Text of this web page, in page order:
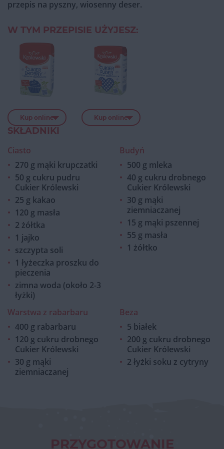
przepis na pyszny, wiosenny deser.
W TYM PRZEPISIE UŻYJESZ:
Kup online Kup online
SKŁADNIKI
Ciasto
270 g mąki krupczatki
50 g cukru pudru
Cukier Królewski
25 g kakao
120 g masła
2 żółtka
1 jajko
szczypta soli
1 łyżeczka proszku do
pieczenia
zimna woda (około 2-3
łyżki)
Budyń
500 g mleka
40 g cukru drobnego
Cukier Królewski
30 g mąki
ziemniaczanej
15 g mąki pszennej
55 g masła
1 żółtko
Warstwa z rabarbaru
400 g rabarbaru
120 g cukru drobnego
Cukier Królewski
30 g mąki
ziemniaczanej
Beza
5 białek
200 g cukru drobnego
Cukier Królewski
2 łyżki soku z cytryny
PRZYGOTOWANIE